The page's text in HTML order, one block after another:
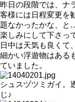
昨日の段階では、ナ
客様には日程変更を
題なかったかな、と
楽しみにして下さっ
日中は天気も良くて
細かい浮遊物はある
ていました。
シュスヅツミガイ。
じ♪